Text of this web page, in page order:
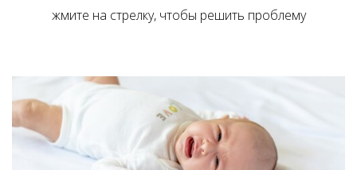
жмите на стрелку, чтобы решить проблему